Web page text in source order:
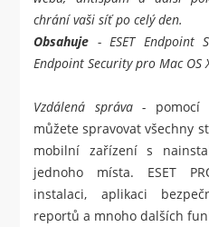
chrání vaši síť po celý den.
Obsahuje - ESET Endpoint
Endpoint Security pro Mac OS
Vzdálená správa - pomocí
můžete spravovat všechny
mobilní zařízení s
jednoho místa. ESET
instalaci, aplikaci
reportů a mnoho dalších